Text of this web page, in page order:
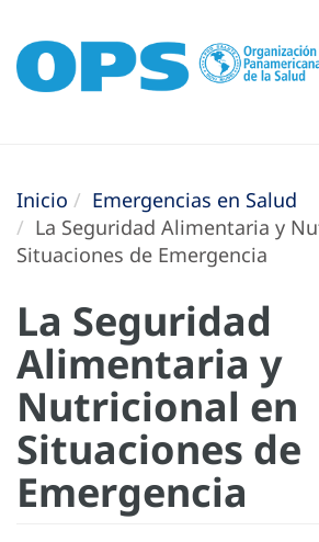
Inicio
Emergencias en Salud
La Seguridad Alimentaria y
Situaciones de Emergencia
La Seguridad
Alimentaria y
Nutricional en
Situaciones de
Emergencia